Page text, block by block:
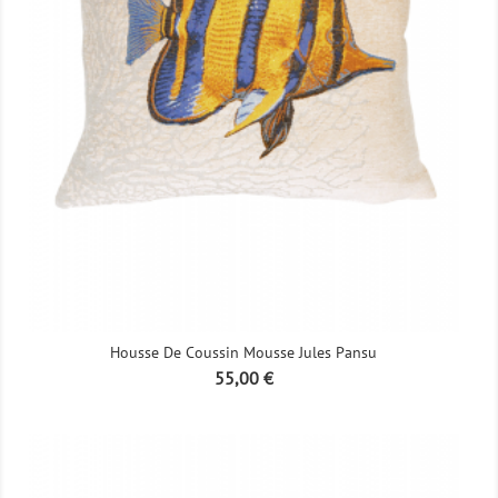
Housse De Coussin Mousse Jules Pansu
Prix
55,00 €